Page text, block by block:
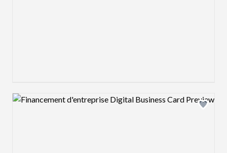
Design preview image